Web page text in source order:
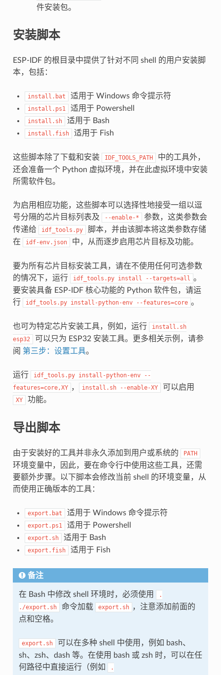
件安装包。
安装脚本
ESP-IDF 的根目录中提供了针对不同 shell 的用户安装脚
本，包括：
install.bat 适用于 Windows 命令提示符
install.ps1 适用于 Powershell
install.sh 适用于 Bash
install.fish 适用于 Fish
这些脚本除了下载和安装 IDF_TOOLS_PATH
中的工具外，
还会准备一个 Python 虚拟环境，并在此虚拟环境中安装
所需软件包。
为启用相应功能，这些脚本可以选择性地接受一组以逗
号分隔的芯片目标列表及
--enable-*
参数，这类参数会
传递给
idf_tools.py
脚本，并由该脚本将这类参数存储
在
idf-env.json 中，从而逐步启用芯片目标及功能。
要为所有芯片目标安装工具，请在不使用任何可选参数
的情况下，运行
idf_tools.py install --targets=all 。
要安装具备 ESP-IDF 核心功能的 Python 软件包，请运
行
idf_tools.py install-python-env --features=core 。
也可为特定芯片安装工具，例如，运行
install.sh
esp32
可以只为 ESP32 安装工具。更多相关示例，请参
阅 第三步：设置工具。
运行 idf_tools.py install-python-env
--
features=core,XY ， install.sh --enable-XY 可以启用
XY 功能。
导出脚本
由于安装好的工具并非永久添加到用户或系统的 PATH
环境变量中，因此，要在命令行中使用这些工具，还需
要额外步骤。以下脚本会修改当前 shell 的环境变量，从
而使用正确版本的工具：
export.bat 适用于 Windows 命令提示符
export.ps1 适用于 Powershell
export.sh 适用于 Bash
export.fish 适用于 Fish
备注
在 Bash 中修改 shell 环境时，必须使用
.
./export.sh
命令加载 export.sh ，注意添加前面的
点和空格。
export.sh
可以在多种 shell 中使用，例如 bash、
sh、zsh、dash 等。在使用 bash 或 zsh 时，可以在任
何路径中直接运行（例如
.